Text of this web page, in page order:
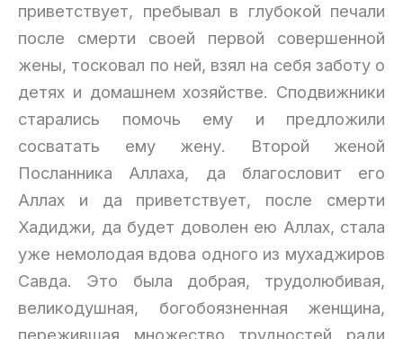
приветствует, пребывал в глубокой печали
после смерти своей первой совершенной
жены, тосковал по ней, взял на себя заботу о
детях и домашнем хозяйстве. Сподвижники
старались помочь ему и предложили
сосватать ему жену. Второй женой
Посланника Аллаха, да благословит его
Аллах и да приветствует, после смерти
Хадиджи, да будет доволен ею Аллах, стала
уже немолодая вдова одного из мухаджиров
Савда. Это была добрая, трудолюбивая,
великодушная, богобоязненная женщина,
пережившая множество трудностей ради